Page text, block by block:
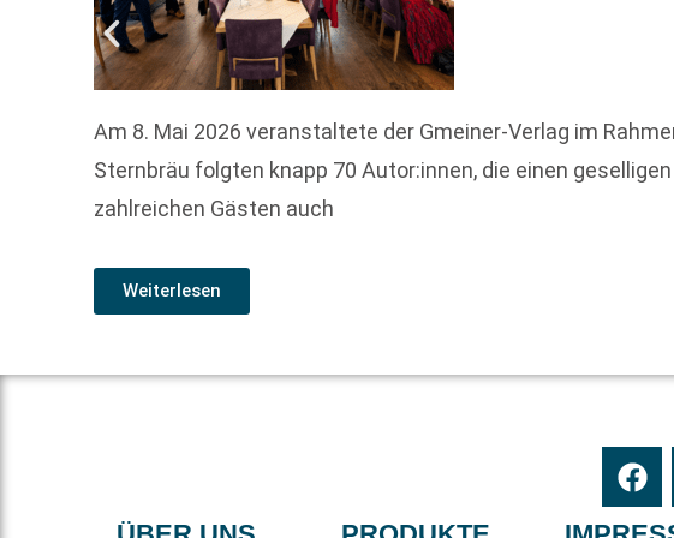
Am 8. Mai 2026 veranstaltete der Gmeiner-Verlag im
Sternbräu folgten knapp 70 Autor:innen, die einen
zahlreichen Gästen auch
Weiterlesen